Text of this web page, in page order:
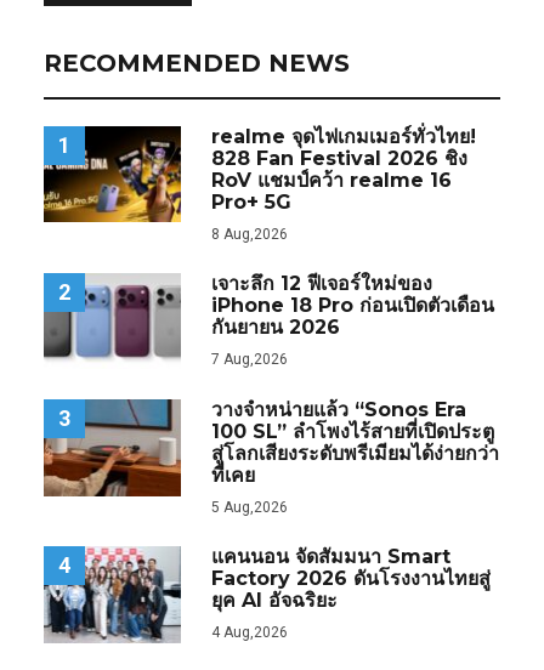
RECOMMENDED NEWS
1
realme จุดไฟเกมเมอร์ทั่วไทย!
828 Fan Festival 2026 ชิง
RoV แชมป์คว้า realme 16
Pro+ 5G
8 Aug,2026
2
เจาะลึก 12 ฟีเจอร์ใหม่ของ
iPhone 18 Pro ก่อนเปิดตัวเดือน
กันยายน 2026
7 Aug,2026
3
วางจำหน่ายแล้ว “Sonos Era
100 SL” ลำโพงไร้สายที่เปิดประตู
สู่โลกเสียงระดับพรีเมียมได้ง่ายกว่า
ที่เคย
5 Aug,2026
4
แคนนอน จัดสัมมนา Smart
Factory 2026 ดันโรงงานไทยสู่
ยุค AI อัจฉริยะ
4 Aug,2026